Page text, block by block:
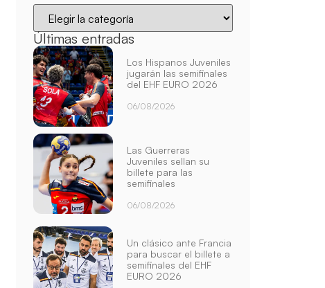
Últimas entradas
Los Hispanos Juveniles
jugarán las semifinales
del EHF EURO 2026
06/08/2026
Las Guerreras
Juveniles sellan su
billete para las
semifinales
06/08/2026
Un clásico ante Francia
para buscar el billete a
semifinales del EHF
EURO 2026